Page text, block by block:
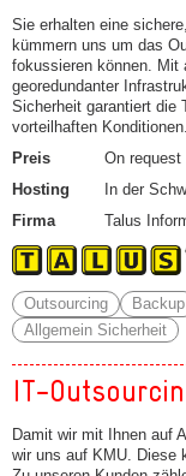
Sie erhalten eine
kümmern uns um das
fokussieren können. Mit
georedundanter
Sicherheit garantiert die
vorteilhaften Konditionen.
Preis
On request
Hosting
In der
Firma
Talus
Outsourcing Backup
Allgemein Sicherheit
IT-
Damit wir mit Ihnen auf
wir uns auf KMU. Diese